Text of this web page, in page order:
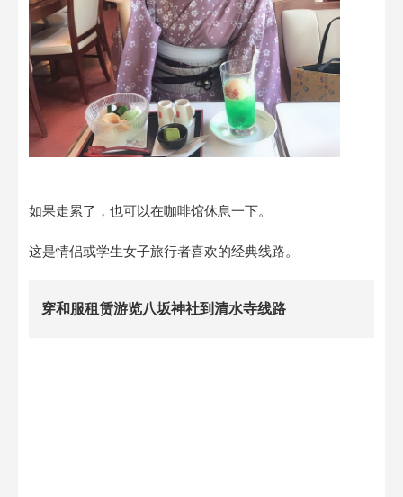
如果走累了，也可以在咖啡馆休息一下。
这是情侣或学生女子旅行者喜欢的经典线路。
穿和服租赁游览八坂神社到清水寺线路